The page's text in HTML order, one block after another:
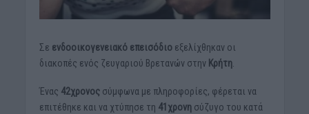
Σε ενδοοικογενειακό επεισόδιοεξελίχθηκαν οι
διακοπές ενός ζευγαριού Βρετανών στην Κρήτη.
Ένας 42χρονος σύμφωνα με πληροφορίες, φέρεται να
επιτέθηκε και να χτύπησε τη 41χρονη σύζυγο του κατά